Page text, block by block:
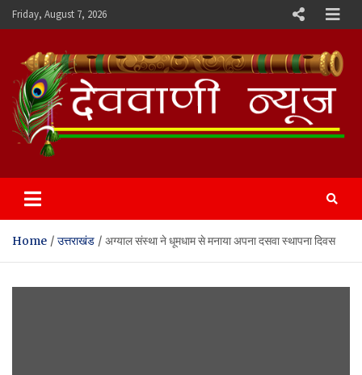
Skip
to
Friday, August 7, 2026
Devvani News Portal
Home उत्तराखंड अग्याल संस्था ने धूमधाम से मनाया अपना दसवा स्थापना दिवस